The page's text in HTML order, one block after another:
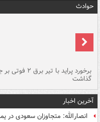
حوادث
برخورد پراید با تیر برق ۲
گذاشت
آخرین اخبار
انصارالله: متجاوزان سعودی در